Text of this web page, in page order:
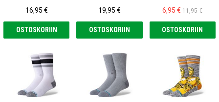
16,95 €
OSTOSKORIIN
19,95 €
OSTOSKORIIN
6,95 € 11,95 €
OSTOSKORIIN